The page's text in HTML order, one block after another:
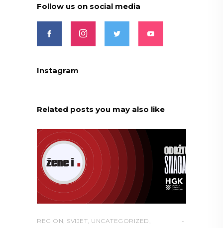
Follow us on social media
Instagram
Related posts you may also like
REGION SVIJET UNCATEGORIZED